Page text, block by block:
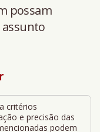
possam
assunto
critérios
e precisão das
podem